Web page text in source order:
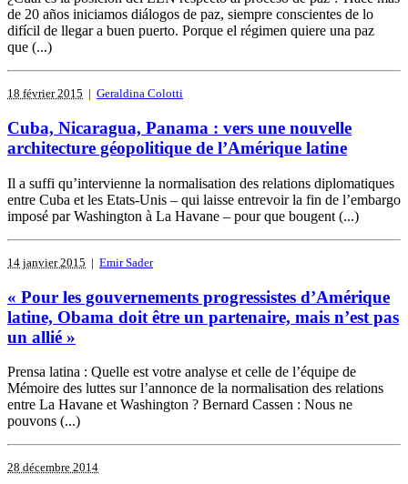
de 20 años iniciamos diálogos de paz, siempre conscientes de lo
difícil de llegar a buen puerto. Porque el régimen quiere una paz
que (...)
18 février 2015 | Geraldina Colotti
Cuba, Nicaragua, Panama : vers une nouvelle
architecture géopolitique de l’Amérique latine
Il a suffi qu’intervienne la normalisation des relations diplomatiques
entre Cuba et les Etats-Unis – qui laisse entrevoir la fin de l’embargo
imposé par Washington à La Havane – pour que bougent (...)
14 janvier 2015 | Emir Sader
« Pour les gouvernements progressistes d’Amérique
latine, Obama doit être un partenaire, mais n’est pas
un allié »
Prensa latina : Quelle est votre analyse et celle de l’équipe de
Mémoire des luttes sur l’annonce de la normalisation des relations
entre La Havane et Washington ? Bernard Cassen : Nous ne
pouvons (...)
28 décembre 2014